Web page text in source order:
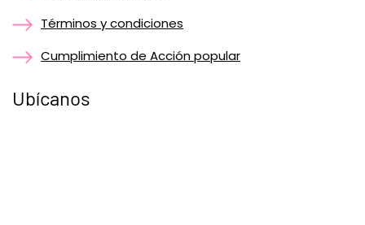
Términos y condiciones
Cumplimiento de Acción popular
Ubícanos